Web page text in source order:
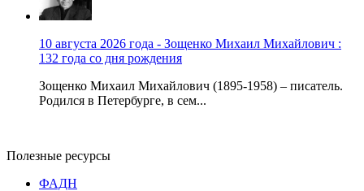
10 августа 2026 года - Зощенко Михаил Михайлович :
132 года со дня рождения
Зощенко Михаил Михайлович (1895-1958) – писатель.
Родился в Петербурге, в сем...
Полезные ресурсы
ФАДН